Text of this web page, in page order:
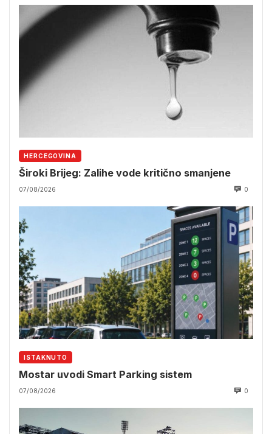
HERCEGOVINA
Široki Brijeg: Zalihe vode kritično smanjene
07/08/2026 0
ISTAKNUTO
Mostar uvodi Smart Parking sistem
07/08/2026 0